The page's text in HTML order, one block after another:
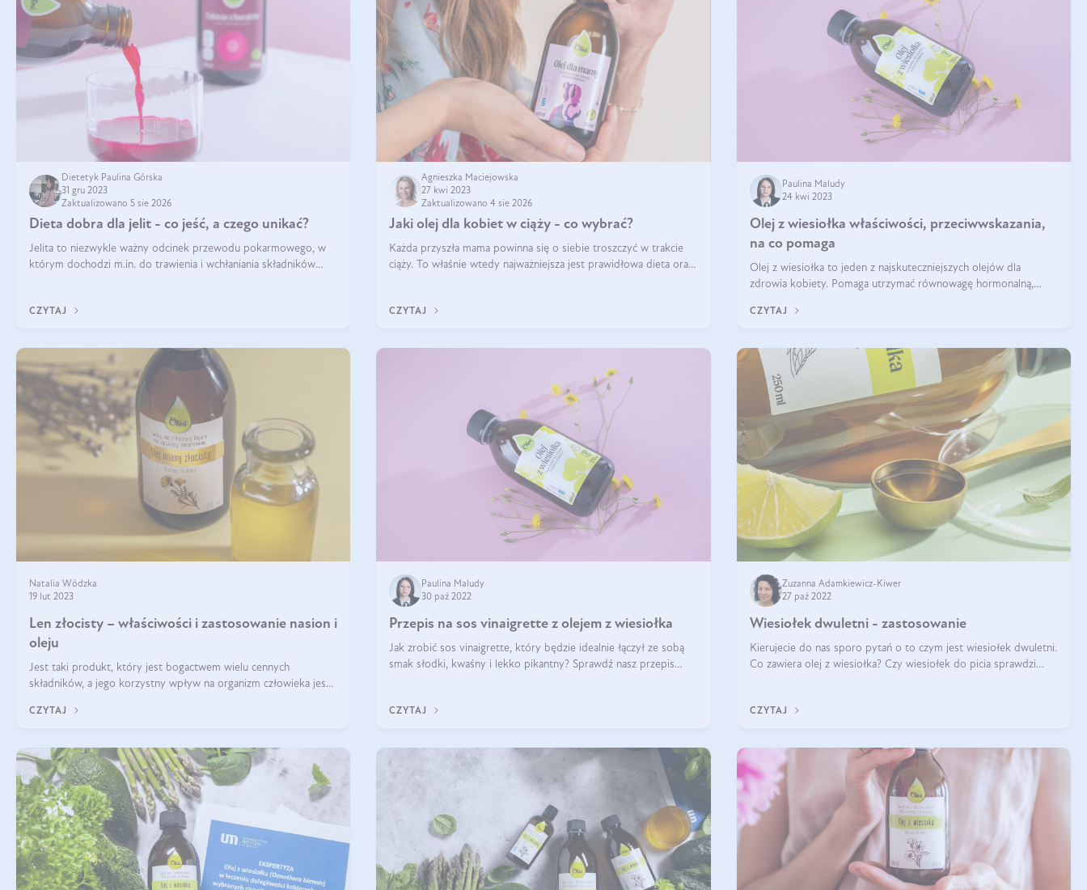
Dietetyk Paulina Górska
31 gru 2023
Zaktualizowano 5 sie 2026
Dieta dobra dla jelit - co jeść, a czego unikać?
Jelita to niezwykle ważny odcinek przewodu pokarmowego, w
którym dochodzi m.in. do trawienia i wchłaniania składników
CZYTAJ
Agnieszka Maciejowska
27 kwi 2023
Zaktualizowano 4 sie 2026
Jaki olej dla kobiet w ciąży - co wybrać?
Każda przyszła mama powinna się o siebie troszczyć w trakcie
ciąży. To właśnie wtedy najważniejsza jest prawidłowa dieta oraz
CZYTAJ
Paulina Maludy
24 kwi 2023
Olej z wiesiołka właściwości, przeciwwskazania,
na co pomaga
Olej z wiesiołka to jeden z najskuteczniejszych olejów dla
zdrowia kobiety. Pomaga utrzymać równowagę hormonalną,
Stosowany na skórę wygładza j
CZYTAJ
Natalia Wódzka
19 lut 2023
Len złocisty – właściwości i zastosowanie nasion i
oleju
Jest taki produkt, który jest bogactwem wielu cennych
składników, a jego korzystny wpływ na organizm człowieka jest
lnianym. Produkt, który
CZYTAJ
Paulina Maludy
30 paź 2022
Przepis na sos vinaigrette z olejem z wiesiołka
Jak zrobić sos vinaigrette, który będzie idealnie łączył ze sobą
smak słodki, kwaśny i lekko pikantny? Sprawdź nasz przepis
CZYTAJ
Zuzanna Adamkiewicz-Kiwer
27 paź 2022
Wiesiołek dwuletni - zastosowanie
Kierujecie do nas sporo pytań o to czym jest wiesiołek dwuletni.
Co zawiera olej z wiesiołka? Czy wiesiołek do picia sprawdzi
CZYTAJ